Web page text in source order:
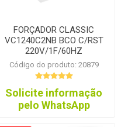
FORÇADOR CLASSIC
VC1240C2NB BCO C/RST
220V/1F/60HZ
Código do produto: 20879
Solicite informação
pelo WhatsApp